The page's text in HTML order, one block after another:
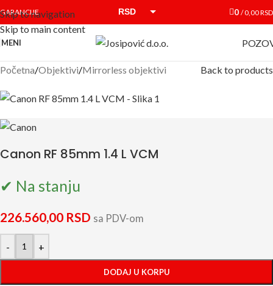
Skip to navigation
Skip to main content
GARANCIJE RSD 0 /0,00RSD
MENI
Početna/Objektivi/Mirrorless objektivi Back to products
Canon RF 85mm 1.4 L VCM
✔ Na stanju
226.560,00 RSD sa PDV-om
- +
DODAJ U KORPU